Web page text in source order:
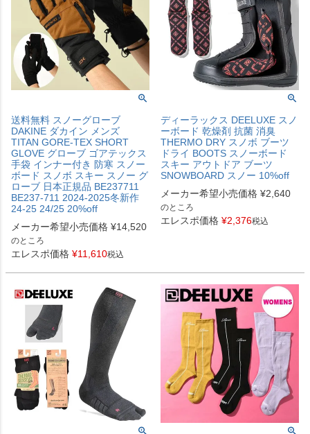
送料無料 スノーグローブ
DAKINE ダカイン メンズ
TITAN GORE-TEX SHORT
GLOVE グローブ ゴアテックス
手袋 インナー付き 防寒 スノー
ボード スノボ スキー スノー グ
ローブ 日本正規品 BE237711
BE237-711 2024-2025冬新作
24-25 24/25 20%off
メーカー希望小売価格 ¥14,520
のところ
エレスポ価格 ¥11,610税込
ディーラックス DEELUXE スノ
ーボード 乾燥剤 抗菌 消臭
THERMO DRY スノボ ブーツ
ドライ BOOTS スノーボード
スキー アウトドア ブーツ
SNOWBOARD スノー 10%off
メーカー希望小売価格 ¥2,640
のところ
エレスポ価格 ¥2,376税込